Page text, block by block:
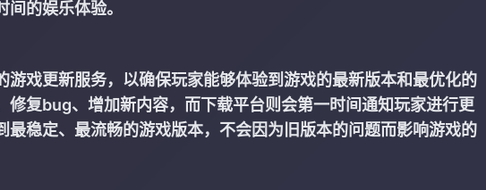
的娱乐体验。
戏更新服务，以确保玩家能够体验到游戏的最新版本和最优化的
修复bug、增加新内容，而下载平台则会第一时间通知玩家进行更
稳定、最流畅的游戏版本，不会因为旧版本的问题而影响游戏的